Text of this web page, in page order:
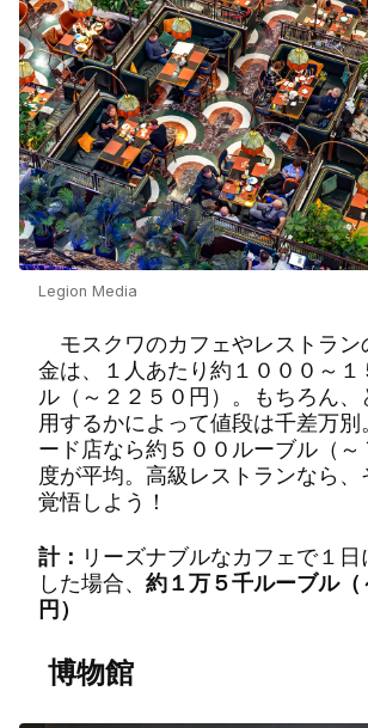
Legion Media
モスクワのカフェやレストラン
金は、１人あたり約１０００～１
ル（～２２５０円）。もちろん、
用するかによって値段は千差万別
ード店なら約５００ルーブル（～
度が平均。高級レストランなら、
覚悟しよう！
計： リーズナブルなカフェで１日
した場合、 約１万５千ルーブル（
円）
博物館